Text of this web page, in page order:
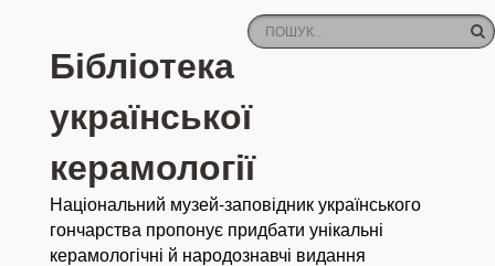
Бібліотека
української
керамології
Національний музей-заповідник українського
гончарства пропонує придбати унікальні
керамологічні й народознавчі видання